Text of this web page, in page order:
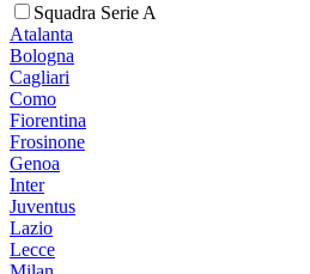
Squadra Serie A
Atalanta
Bologna
Cagliari
Como
Fiorentina
Frosinone
Genoa
Inter
Juventus
Lazio
Lecce